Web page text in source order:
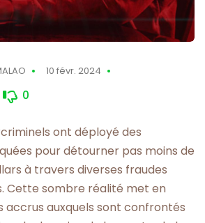
10 févr. 2024
0
ont déployé des
pour détourner pas moins de
à travers diverses fraudes
Cette sombre réalité met en
accrus auxquels sont confrontés